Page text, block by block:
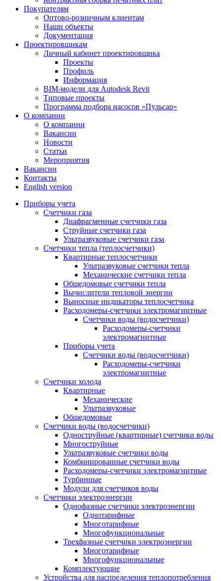
Покупателям
Оптово-розничным клиентам
Наши объекты
Документация
Проектировщикам
Личный кабинет проектировщика
Проекты
Профиль
Информация
BIM-модели для Autodesk Revit
Типовые проекты
Программа подбора насосов «Пульсар»
О компании
О компании
Вакансии
Новости
Статьи
Мероприятия
Вакансии
Контакты
English version
Приборы учета
Счетчики газа
Диафрагменные счетчики газа
Струйные счетчики газа
Ультразвуковые счетчики газа
Счетчики тепла (теплосчетчики)
Квартирные теплосчетчики
Ультразвуковые счетчики тепла
Механические счетчики тепла
Общедомовые счетчики тепла
Вычислители тепловой энергии
Выносные индикаторы теплосчетчика
Расходомеры-счетчики электромагнитные
Счетчики воды (водосчетчики)
Расходомеры-счетчики
электромагнитные
Приборы учета
Счетчики воды (водосчетчики)
Расходомеры-счетчики
электромагнитные
Счетчики холода
Квартирные
Механические
Ультразвуковые
Общедомовые
Счетчики воды (водосчетчики)
Одноструйные (квартирные) счетчики воды
Многоструйные
Ультразвуковые счетчики воды
Комбинированные счетчики воды
Расходомеры-счетчики электромагнитные
Турбинные
Модули для счетчиков воды
Счетчики электроэнергии
Однофазные счетчики электроэнергии
Однотарифные
Многотарифные
Многофункциональные
Трехфазные счетчики электроэнергии
Многотарифные
Многофункциональные
Комплектующие
Устройства для распределения теплопотребления